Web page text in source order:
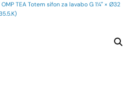
TEA Totem sifon za lavabo G 1¼″ × Ø32